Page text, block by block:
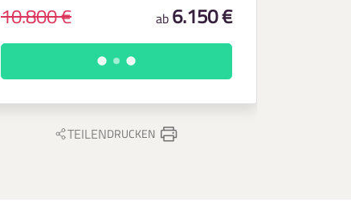
ab 6.150 €
10.800 €
TEILENDRUCKEN